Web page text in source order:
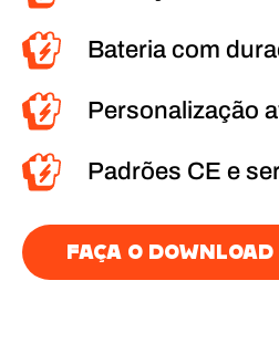
Bateria com
Personalização
Padrões CE e
FAÇA O